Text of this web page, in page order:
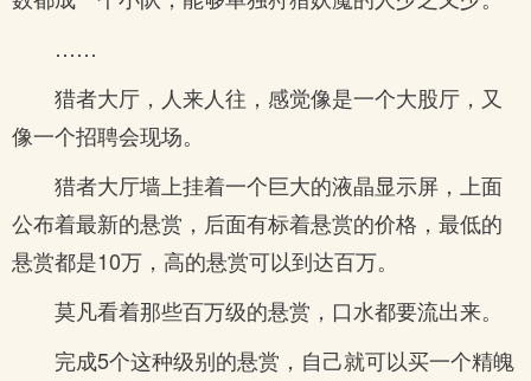
……
猎者大厅，人来人往，感觉像是一个大股厅，又
像一个招聘会现场。
猎者大厅墙上挂着一个巨大的液晶显示屏，上面
公布着最新的悬赏，后面有标着悬赏的价格，最低的
悬赏都是10万，高的悬赏可以到达百万。
莫凡看着那些百万级的悬赏，口水都要流出来。
完成5个这种级别的悬赏，自己就可以买一个精魄